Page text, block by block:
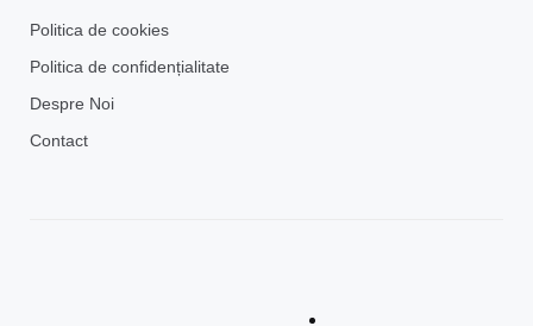
Politica de cookies
Politica de confidențialitate
Despre Noi
Contact